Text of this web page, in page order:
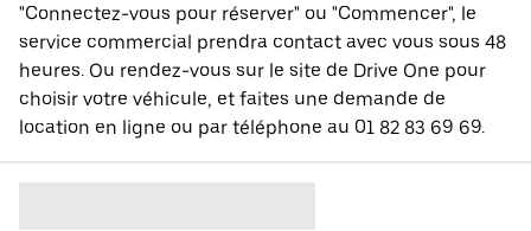
"Connectez-vous pour réserver" ou "Commencer", le
service commercial prendra contact avec vous sous 48
heures. Ou rendez-vous sur le site de Drive One pour
choisir votre véhicule, et faites une demande de
location en ligne ou par téléphone au 01 82 83 69 69.